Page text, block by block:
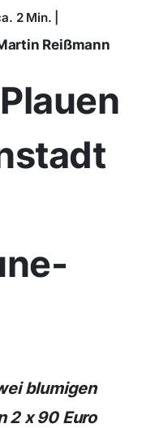
2 Min. |
Reißmann
blumigen
2 x 90 Euro